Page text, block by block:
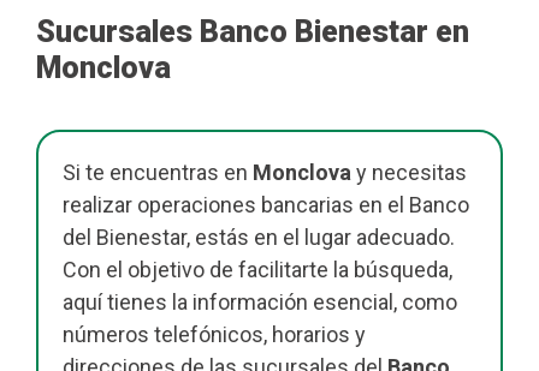
Sucursales Banco Bienestar en
Monclova
Si te encuentras en Monclovay necesitas
realizar operaciones bancarias en el Banco
del Bienestar, estás en el lugar adecuado.
Con el objetivo de facilitarte la búsqueda,
aquí tienes la información esencial, como
números telefónicos, horarios y